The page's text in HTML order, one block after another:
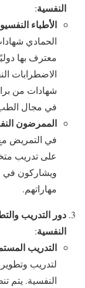
النفسية:
الأطباء
الحمادي
معترف بها
الاضطرابات
شهادات من
في مجال
الممرضون
في التمريض
على تدريب
ويشاركون في
مهاراتهم.
دور التدريب
النفسية:
التدريب
لتدريب
النفسية. يتم